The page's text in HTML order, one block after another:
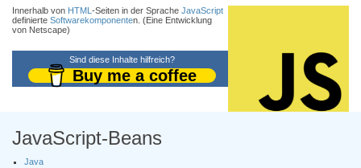
Innerhalb von HTML -Seiten in der Sprache JavaScript
definierte Softwarekomponenten. (Eine Entwicklung
von Netscape)
Sind diese Inhalte hilfreich?
Buy me a coffee
JavaScript-Beans
Java